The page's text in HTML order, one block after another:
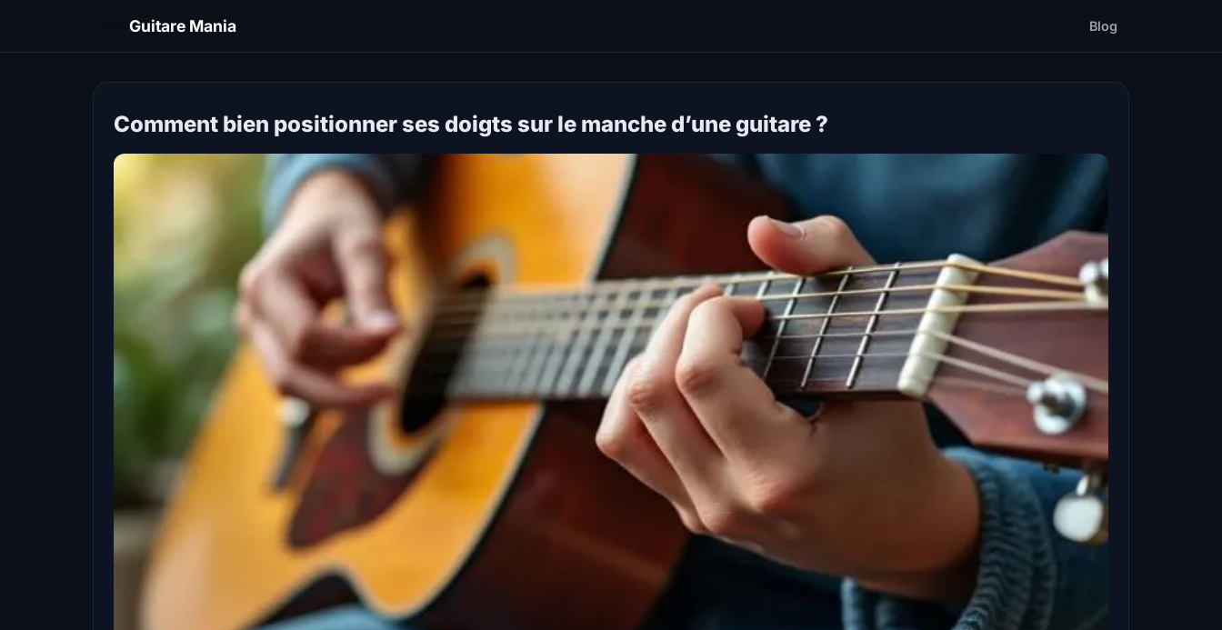
Guitare Mania Blog
Comment bien positionner ses doigts sur le manche d’une guitare ?